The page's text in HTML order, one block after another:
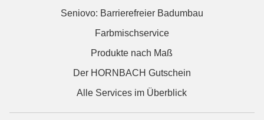
Seniovo: Barrierefreier Badumbau
Farbmischservice
Produkte nach Maß
Der HORNBACH Gutschein
Alle Services im Überblick